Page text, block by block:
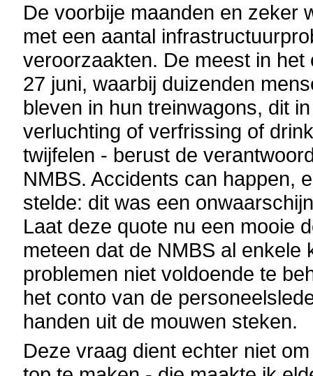
De voorbije maanden en zeker
met een aantal
veroorzaakten. De meest in
27 juni, waarbij duizenden
bleven in hun treinwagons, dit
verluchting of verfrissing of
twijfelen - berust de
NMBS. Accidents can happen,
stelde: dit was een
Laat deze quote nu een mooie
meteen dat de NMBS al
problemen niet voldoende te
het conto van de
handen uit de mouwen steken.
Deze vraag dient echter niet